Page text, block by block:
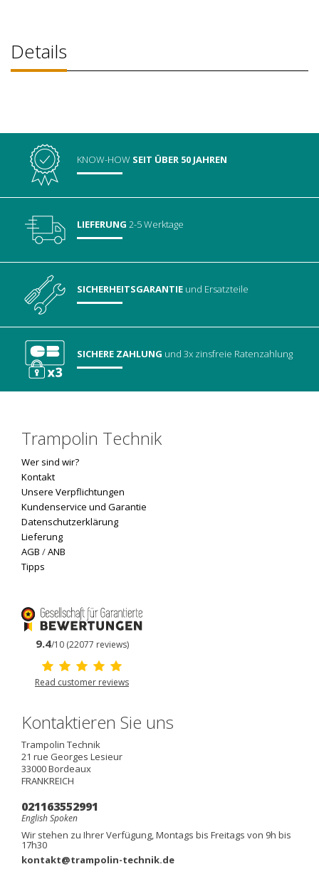
Details
KNOW-HOW SEIT ÜBER 50 JAHREN
LIEFERUNG 2-5 Werktage
SICHERHEITSGARANTIE und Ersatzteile
SICHERE ZAHLUNG und 3x zinsfreie Ratenzahlung
Trampolin Technik
Wer sind wir?
Kontakt
Unsere Verpflichtungen
Kundenservice und Garantie
Datenschutzerklärung
Lieferung
AGB /ANB
Tipps
9.4/10 (22077 reviews)
Read customer reviews
Kontaktieren Sie uns
Trampolin Technik
21 rue Georges Lesieur
33000Bordeaux
FRANKREICH
021163552991
English Spoken
Wir stehen zu Ihrer Verfügung, Montags bis Freitags von 9h bis
17h30
kontakt@trampolin-technik.de